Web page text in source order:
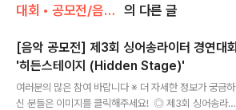
대회 • 공모전/음악 • 가요 • 댄스 의 다른 글
[음악 공모전] 제3회 싱어송라이터 경연대회
'히든스테이지 (Hidden Stage)'
여러분의 많은 참여 바랍니다 ※ 더 자세한 정보가 궁금하
신 분들은 이미지를 클릭해주세요! ◎ 제3회 싱어송라이